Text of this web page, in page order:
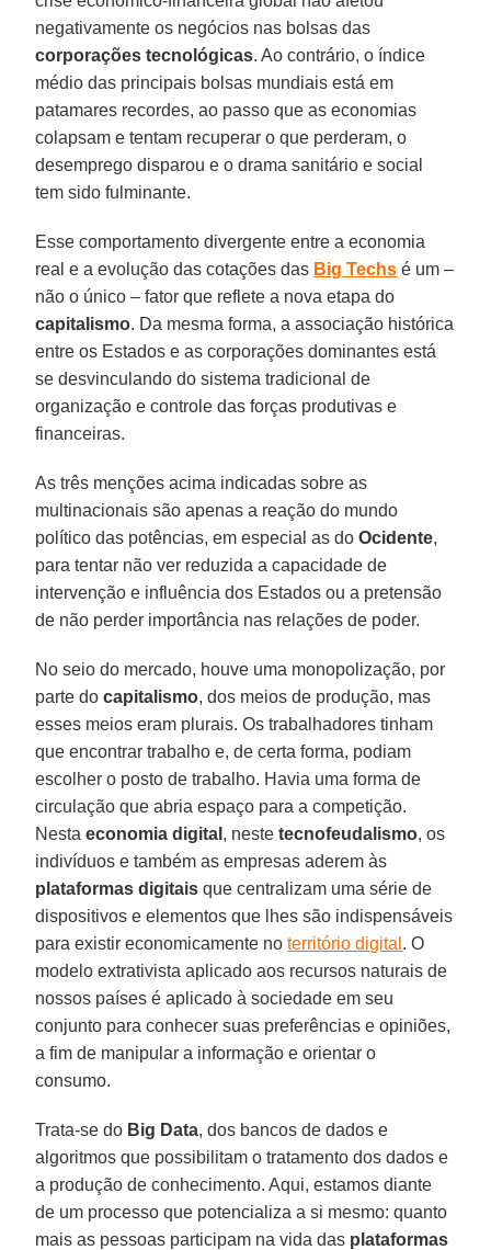
negativamente os negócios nas bolsas das
corporações tecnológicas. Ao contrário, o índice
médio das principais bolsas mundiais está em
patamares recordes, ao passo que as economias
colapsam e tentam recuperar o que perderam, o
desemprego disparou e o drama sanitário e social
tem sido fulminante.
Esse comportamento divergente entre a economia
real e a evolução das cotações das Big Techs é um –
não o único – fator que reflete a nova etapa do
capitalismo. Da mesma forma, a associação histórica
entre os Estados e as corporações dominantes está
se desvinculando do sistema tradicional de
organização e controle das forças produtivas e
financeiras.
As três menções acima indicadas sobre as
multinacionais são apenas a reação do mundo
político das potências, em especial as doOcidente,
para tentar não ver reduzida a capacidade de
intervenção e influência dos Estados ou a pretensão
de não perder importância nas relações de poder.
No seio do mercado, houve uma monopolização, por
parte docapitalismo, dos meios de produção, mas
esses meios eram plurais. Os trabalhadores tinham
que encontrar trabalho e, de certa forma, podiam
escolher o posto de trabalho. Havia uma forma de
circulação que abria espaço para a competição.
Nestaeconomia digital , nestetecnofeudalismo, os
indivíduos e também as empresas aderem às
plataformas digitais que centralizam uma série de
dispositivos e elementos que lhes são indispensáveis
para existir economicamente noterritório digital . O
modelo extrativista aplicado aos recursos naturais de
nossos países é aplicado à sociedade em seu
conjunto para conhecer suas preferências e opiniões,
a fim de manipular a informação e orientar o
consumo.
Trata-se do Big Data, dos bancos de dados e
algoritmos que possibilitam o tratamento dos dados e
a produção de conhecimento. Aqui, estamos diante
de um processo que potencializa a si mesmo: quanto
mais as pessoas participam na vida das plataformas